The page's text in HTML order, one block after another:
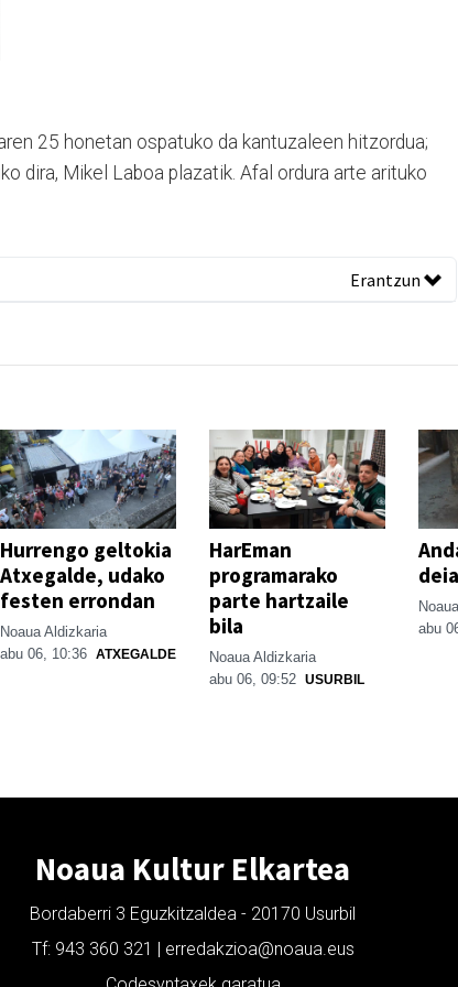
25 honetan ospatuko da kantuzaleen hitzordua;
dira, Mikel Laboa plazatik. Afal ordura arte arituko
Erantzun
Hurrengo geltokia
Atxegalde, udako
festen errondan
Noaua Aldizkaria
abu 06, 10:36 ATXEGALDE
HarEman
programarako
parte hartzaile
bila
Noaua Aldizkaria
abu 06, 09:52 USURBIL
deia
abu
Noaua Kultur Elkartea
Bordaberri 3 Eguzkitzaldea - 20170 Usurbil
Tf: 943 360 321 | erredakzioa@noaua.eus